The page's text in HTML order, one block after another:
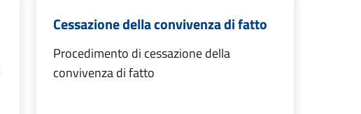
Cessazione della convivenza di fatto
Procedimento di cessazione della
convivenza di fatto